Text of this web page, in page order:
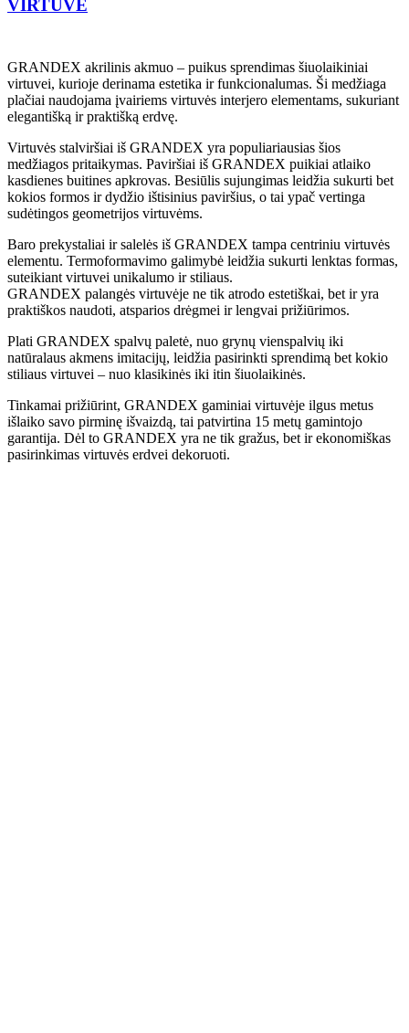
VIRTUVĖ
GRANDEX akrilinis akmuo – puikus sprendimas šiuolaikiniai
virtuvei, kurioje derinama estetika ir funkcionalumas. Ši medžiaga
plačiai naudojama įvairiems virtuvės interjero elementams, sukuriant
elegantišką ir praktišką erdvę.
Virtuvės stalviršiai iš GRANDEX yra populiariausias šios
medžiagos pritaikymas. Paviršiai iš GRANDEX puikiai atlaiko
kasdienes buitines apkrovas. Besiūlis sujungimas leidžia sukurti bet
kokios formos ir dydžio ištisinius paviršius, o tai ypač vertinga
sudėtingos geometrijos virtuvėms.
Baro prekystaliai ir salelės iš GRANDEX tampa centriniu virtuvės
elementu. Termoformavimo galimybė leidžia sukurti lenktas formas,
suteikiant virtuvei unikalumo ir stiliaus.
GRANDEX palangės virtuvėje ne tik atrodo estetiškai, bet ir yra
praktiškos naudoti, atsparios drėgmei ir lengvai prižiūrimos.
Plati GRANDEX spalvų paletė, nuo grynų vienspalvių iki
natūralaus akmens imitacijų, leidžia pasirinkti sprendimą bet kokio
stiliaus virtuvei – nuo klasikinės iki itin šiuolaikinės.
Tinkamai prižiūrint, GRANDEX gaminiai virtuvėje ilgus metus
išlaiko savo pirminę išvaizdą, tai patvirtina 15 metų gamintojo
garantija. Dėl to GRANDEX yra ne tik gražus, bet ir ekonomiškas
pasirinkimas virtuvės erdvei dekoruoti.